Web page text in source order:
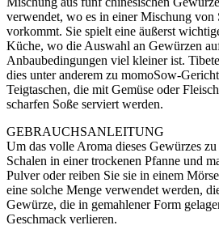
verwendet, wo es in einer Mischung von
vorkommt. Sie spielt eine äußerst
Küche, wo die Auswahl an Gewürzen
Anbaubedingungen viel kleiner ist.
dies unter anderem zu momoSow-
Teigtaschen, die mit Gemüse oder
scharfen Soße serviert werden.
GEBRAUCHSANLEITUNG
Um das volle Aroma dieses Gewürzes
Schalen in einer trockenen Pfanne und
Pulver oder reiben Sie sie in einem
eine solche Menge verwendet werden,
Gewürze, die in gemahlener Form
Geschmack verlieren.